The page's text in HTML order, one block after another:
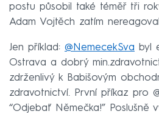
postu působil také téměř tři
Adam Vojtěch zatím
Jen příklad: @NemecekSva byl
Ostrava a dobrý
zdrženlivý k Babišovým
zdravotnictví. První příkaz pro
“Odjebať Němečka!” Poslušně